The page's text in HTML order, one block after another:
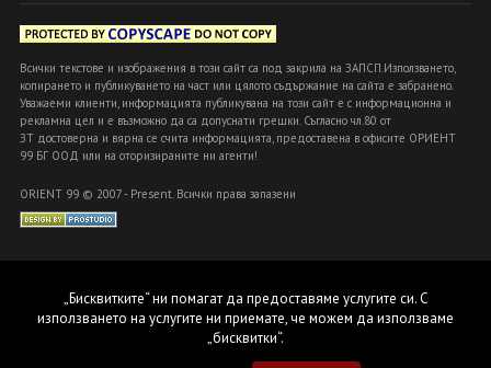
Всички текстове и изображения в този сайт са под закрила на ЗАПСП.Използването,
копирането и публикуването на част или цялото съдържание на сайта е забранено.
Уважаеми клиенти, информацията публикувана на този сайт е с информационна и
рекламна цел и е възможно да са допуснати грешки. Съгласно чл.80 от
ЗТ достоверна и вярна се счита информацията, предоставена в офисите ОРИЕНТ
99 БГ ООД или на оторизираните ни агенти!
ORIENT 99 © 2007 - Present. Всички права запазени
„Бисквитките“ ни помагат да предоставяме услугите си. С
използването на услугите ни приемате, че можем да използваме
„бисквитки“.